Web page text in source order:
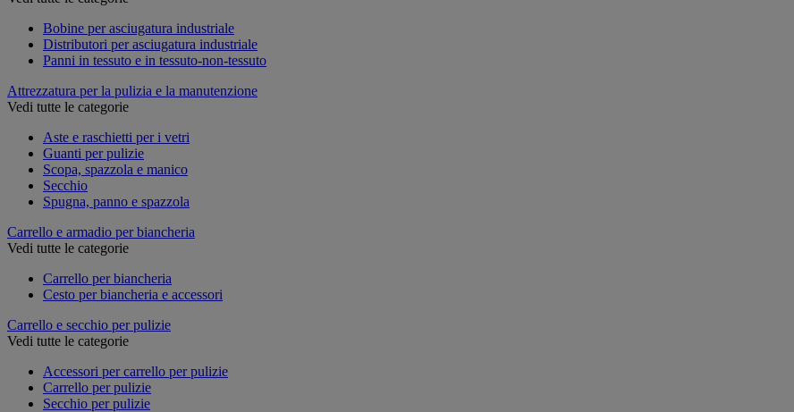
Bobine per asciugatura industriale
Distributori per asciugatura industriale
Panni in tessuto e in tessuto-non-tessuto
Attrezzatura per la pulizia e la manutenzione
Vedi tutte le categorie
Aste e raschietti per i vetri
Guanti per pulizie
Scopa, spazzola e manico
Secchio
Spugna, panno e spazzola
Carrello e armadio per biancheria
Vedi tutte le categorie
Carrello per biancheria
Cesto per biancheria e accessori
Carrello e secchio per pulizie
Vedi tutte le categorie
Accessori per carrello per pulizie
Carrello per pulizie
Secchio per pulizie